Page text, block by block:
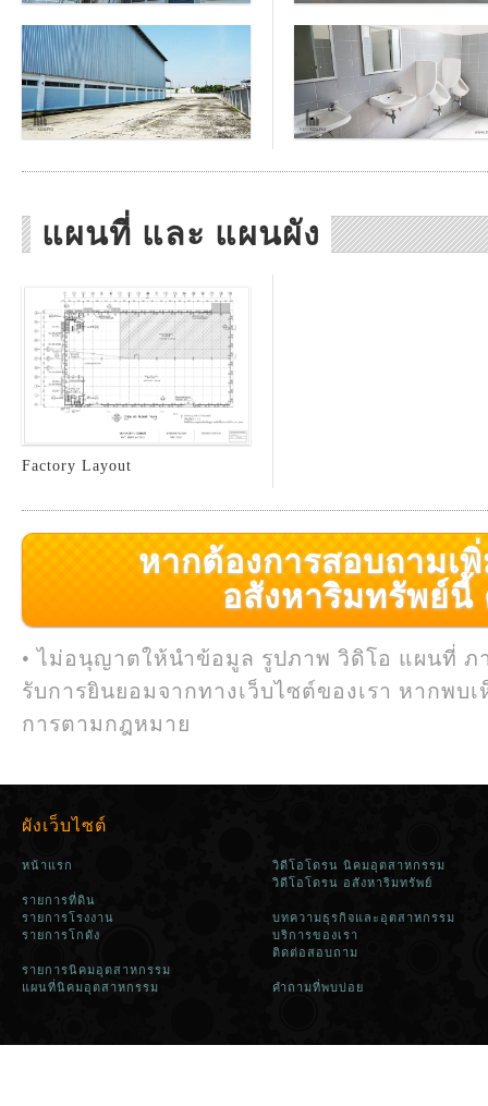
แผนที่ และ แผนผัง
Factory Layout
หากต้องการสอบถามเ
อสังหาริมทรัพย์นี้
• ไม่อนุญาตให้นำข้อมูล รูปภาพ วิดิโอ แผนที่ ภ
รับการยินยอมจากทางเว็บไซต์ของเรา หากพบ
การตามกฎหมาย
ผังเว็บไซต์
หน้าแรก
รายการที่ดิน
รายการโรงงาน
รายการโกดัง
รายการนิคมอุตสาหกรรม
แผนที่นิคมอุตสาหกรรม
วิดีโอโดรน นิคมอุตสาหกรรม
วิดีโอโดรน อสังหาริมทรัพย์
บทความธุรกิจและอุตสาหกรรม
บริการของเรา
ติดต่อสอบถาม
คำถามที่พบบ่อย